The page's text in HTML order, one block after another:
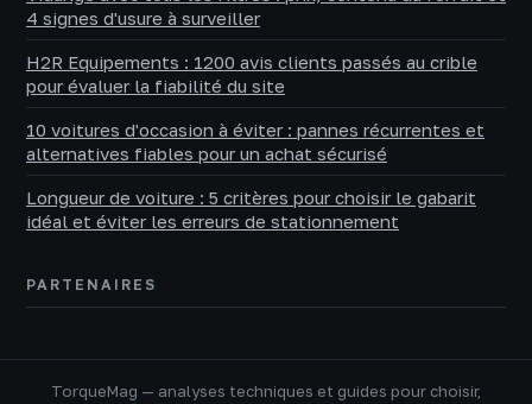
4 signes d'usure à surveiller
H2R Equipements : 1200 avis clients passés au crible
pour évaluer la fiabilité du site
10 voitures d'occasion à éviter : pannes récurrentes et
alternatives fiables pour un achat sécurisé
Longueur de voiture : 5 critères pour choisir le gabarit
idéal et éviter les erreurs de stationnement
PARTENAIRES
TorqueMag — analyses techniques et guides pour choisir,